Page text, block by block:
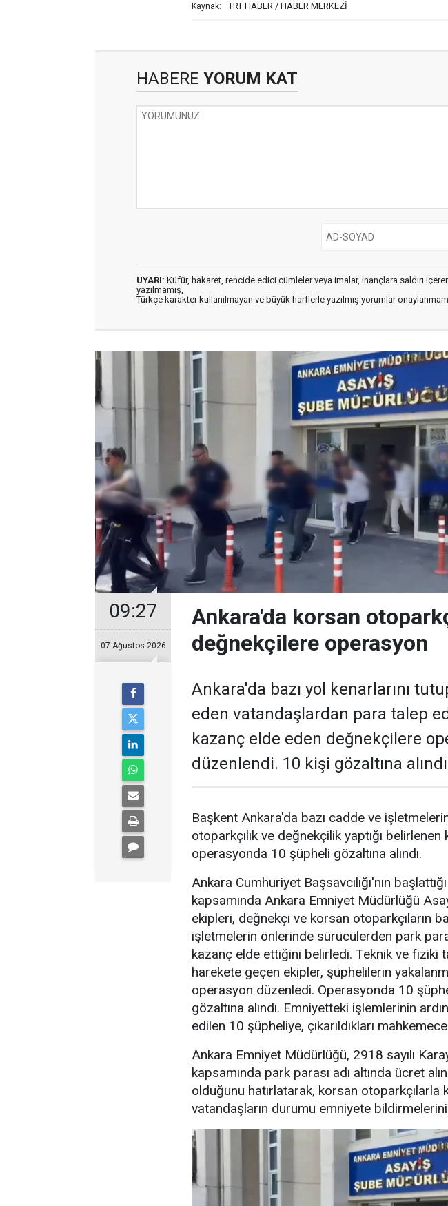
Kaynak: TRT HABER / HABER MERKEZİ
HABERE YORUM KAT
UYARI: Küfür, hakaret, rencide edici cümleler veya imalar, inançlara saldırı
yazılmamış,
Türkçe karakter kullanılmayan ve büyük harflerle yazılmış yorumlar
09:27
07 Ağustos 2026
Ankara'da korsan
değnekçilere operasyon
Ankara'da bazı yol kenarlarını
eden vatandaşlardan para talep
kazanç elde eden değnekçilere
düzenlendi. 10 kişi gözaltına
Başkent Ankara'da bazı cadde ve
otoparkçılık ve değnekçilik yaptığı
operasyonda 10 şüpheli gözaltına alındı.
Ankara Cumhuriyet Başsavcılığı'nın
kapsamında Ankara Emniyet Müdürlüğü
ekipleri, değnekçi ve korsan otoparkçıların
işletmelerin önlerinde sürücülerden park
kazanç elde ettiğini belirledi. Teknik ve fiziki
harekete geçen ekipler, şüphelilerin
operasyon düzenledi. Operasyonda 10
gözaltına alındı. Emniyetteki işlemlerinin
edilen 10 şüpheliye, çıkarıldıkları
Ankara Emniyet Müdürlüğü, 2918 sayılı
kapsamında park parası adı altında ücret
olduğunu hatırlatarak, korsan otoparkçılarla
vatandaşların durumu emniyete